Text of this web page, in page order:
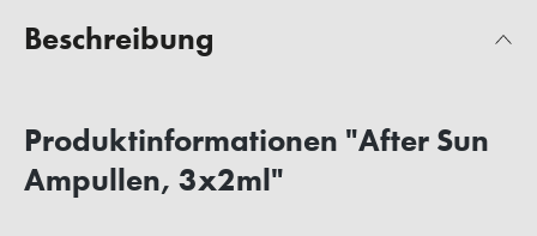
Beschreibung
Produktinformationen "After Sun
Ampullen, 3x2ml"